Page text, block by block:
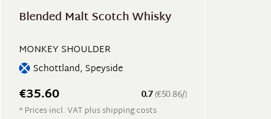
Blended Malt Scotch Whisky
MONKEY SHOULDER
Schottland, Speyside
0.7(€50.86/)
€35.60
* Prices incl. VAT plus shipping costs